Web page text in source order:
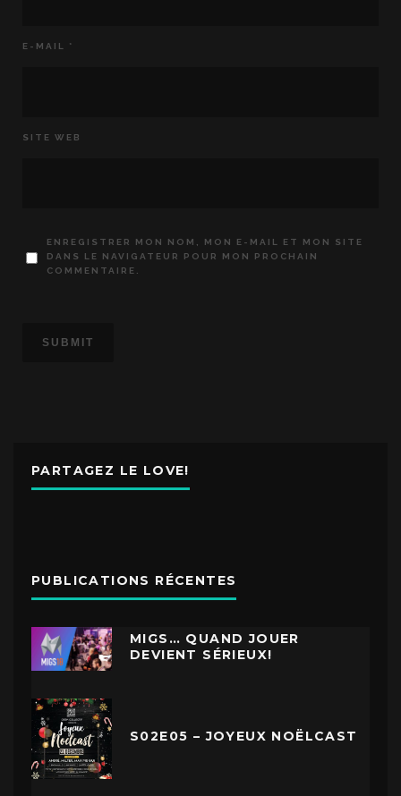
E-MAIL *
SITE WEB
ENREGISTRER MON NOM, MON E-MAIL ET MON SITE
DANS LE NAVIGATEUR POUR MON PROCHAIN
COMMENTAIRE.
PARTAGEZ LE LOVE!
PUBLICATIONS RÉCENTES
MIGS… QUAND JOUER
DEVIENT SÉRIEUX!
S02E05 – JOYEUX NOËLCAST